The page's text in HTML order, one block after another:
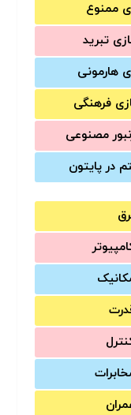
ممنوع
تبرید
هارمونی
فرهنگی
مصنوعی
در پایتون